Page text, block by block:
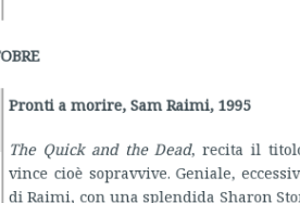
The Quick and the Dead
vince cioè sopravvive. Geniale,
lady vendetta che altrove